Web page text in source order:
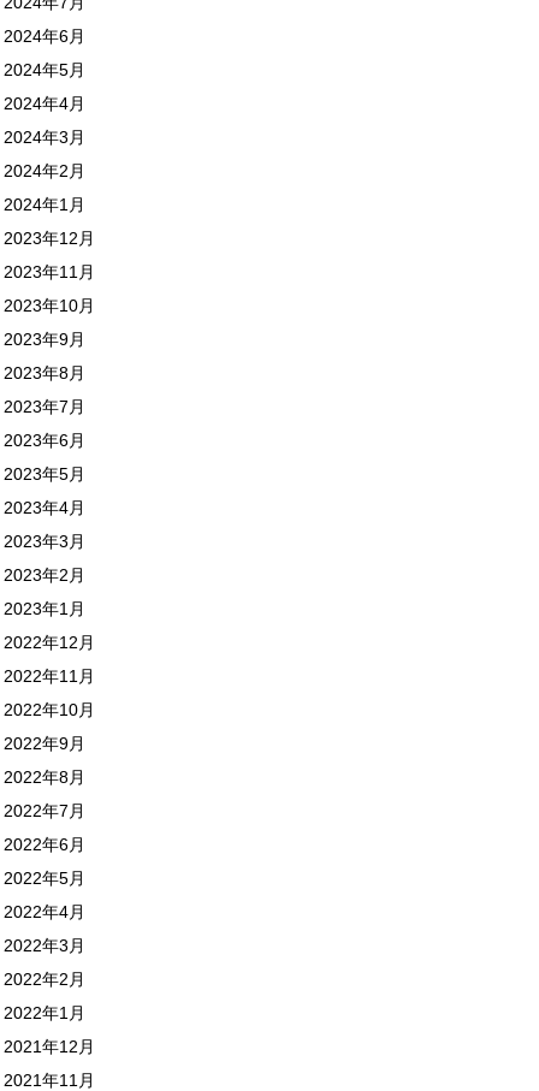
2024年6月
2024年5月
2024年4月
2024年3月
2024年2月
2024年1月
2023年12月
2023年11月
2023年10月
2023年9月
2023年8月
2023年7月
2023年6月
2023年5月
2023年4月
2023年3月
2023年2月
2023年1月
2022年12月
2022年11月
2022年10月
2022年9月
2022年8月
2022年7月
2022年6月
2022年5月
2022年4月
2022年3月
2022年2月
2022年1月
2021年12月
2021年11月